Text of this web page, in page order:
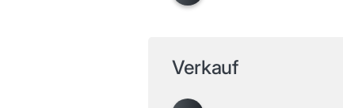
Verkauf